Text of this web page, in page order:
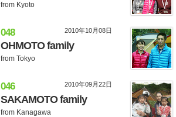
from Kyoto
2010年10月08日
048
OHMOTO family
from Tokyo
2010年09月22日
046
SAKAMOTO family
from Kanagawa